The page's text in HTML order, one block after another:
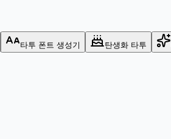
타투 폰트 생성기 탄생화 타투